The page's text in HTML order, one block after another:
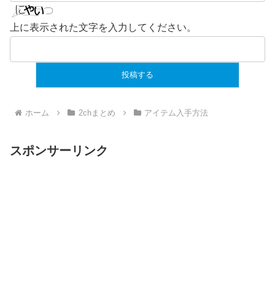
上に表示された文字を入力してください。
ホーム 2chまとめ アイテム入手方法
スポンサーリンク